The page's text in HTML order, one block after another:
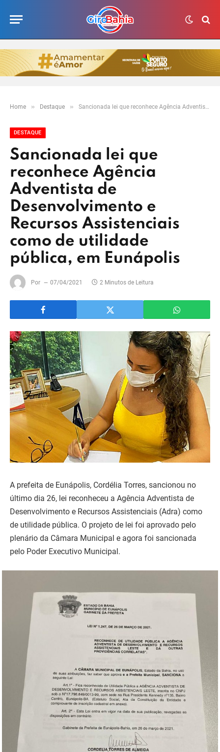
Home » Destaque » Sancionada lei que reconhece Agência Adventista de Desenvolvimento e Recursos Assistenciais como de utilidade pública, em Eunápolis
DESTAQUE
Sancionada lei que
reconhece Agência
Adventista de
Desenvolvimento e
Recursos Assistenciais
como de utilidade
pública, em Eunápolis
Por 07/04/2021 2 Minutos de Leitura
A prefeita de Eunápolis, Cordélia Torres, sancionou no
último dia 26, lei reconheceu a Agência Adventista de
Desenvolvimento e Recursos Assistenciais (Adra) como
de utilidade pública. O projeto de lei foi aprovado pelo
plenário da Câmara Municipal e agora foi sancionada
pelo Poder Executivo Municipal.